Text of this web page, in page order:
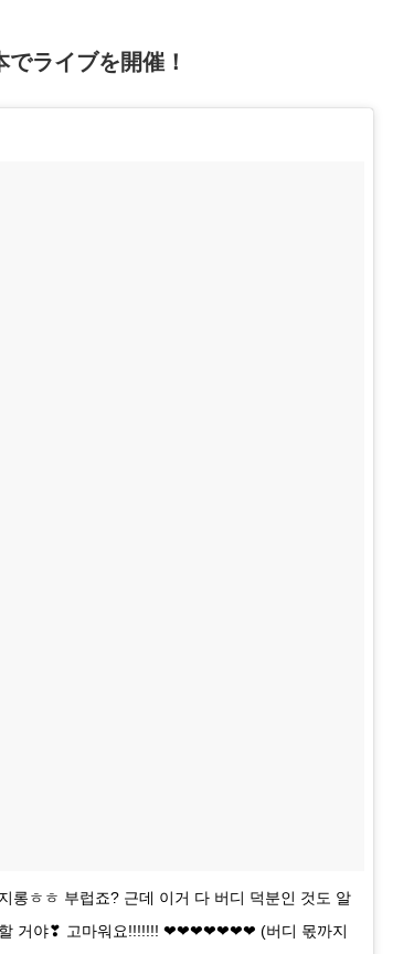
ライブを開催！
롱ㅎㅎ 부럽죠? 근데 이거 다 버디 덕분인 것도 알
할 거야❣ 고마워요!!!!!!! ❤❤❤❤❤❤❤ (버디 몫까지